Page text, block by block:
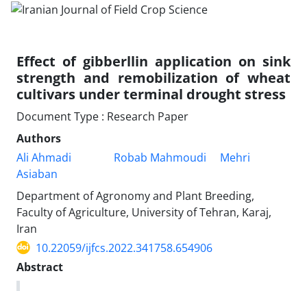
Effect of gibberllin application on sink
strength and remobilization of wheat
cultivars under terminal drought stress
Document Type : Research Paper
Authors
Ali Ahmadi
Robab Mahmoudi
Mehri
Asiaban
Department of Agronomy and Plant Breeding,
Faculty of Agriculture, University of Tehran, Karaj,
Iran
10.22059/ijfcs.2022.341758.654906
Abstract